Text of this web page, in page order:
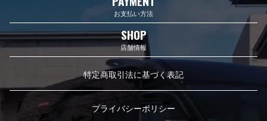
お支払い方法
SHOP
店舗情報
特定商取引法に基づく表記
プライバシーポリシー